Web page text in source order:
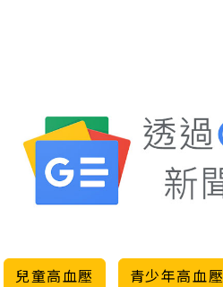
兒童高血壓 青少年高血壓